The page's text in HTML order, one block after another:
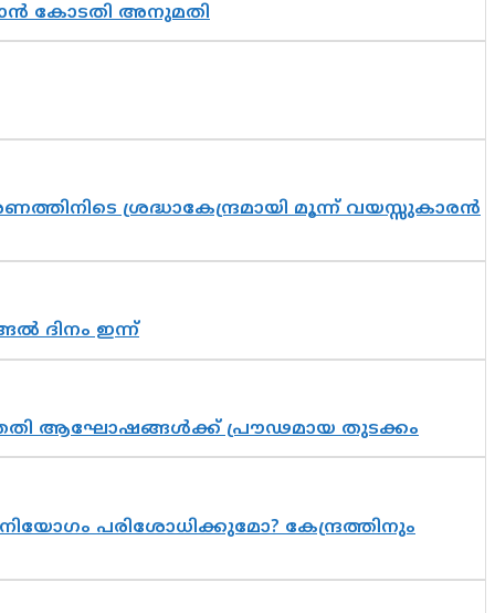
കോടതി അനുമതി
ശ്രദ്ധാകേന്ദ്രമായി മൂന്ന് വയസ്സുകാരൻ
ദിനം ഇന്ന്
ആഘോഷങ്ങൾക്ക് പ്രൗഢമായ തുടക്കം
പരിശോധിക്കുമോ? കേന്ദ്രത്തിനും